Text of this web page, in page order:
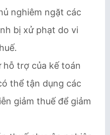
nghiêm ngặt các
bị xử phạt do vi
hỗ trợ của kế toán
thể tận dụng các
giảm thuế để giảm